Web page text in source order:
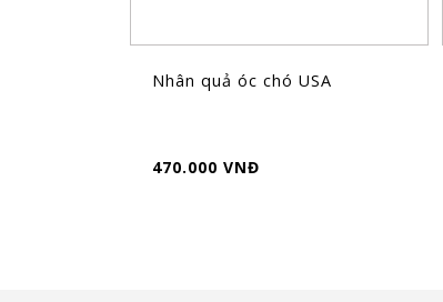
Nhân quả óc chó USA
470.000 VNĐ